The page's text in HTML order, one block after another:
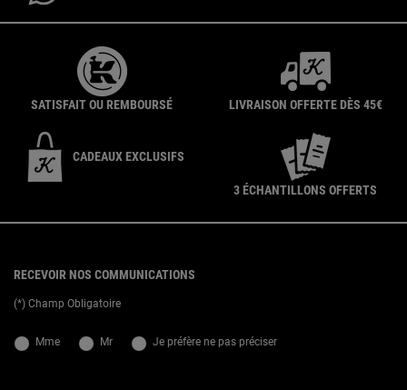
SATISFAIT OU REMBOURSÉ LIVRAISON OFFERTE DÈS 45€
CADEAUX EXCLUSIFS
3 ÉCHANTILLONS OFFERTS
RECEVOIR NOS COMMUNICATIONS
(*) Champ Obligatoire
newslettersignup.title.legend
Mme Mr Je préfère ne pas préciser